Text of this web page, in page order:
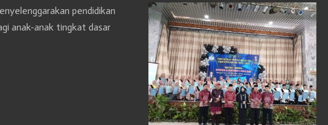
pendidikan
anak-anak tingkat dasar